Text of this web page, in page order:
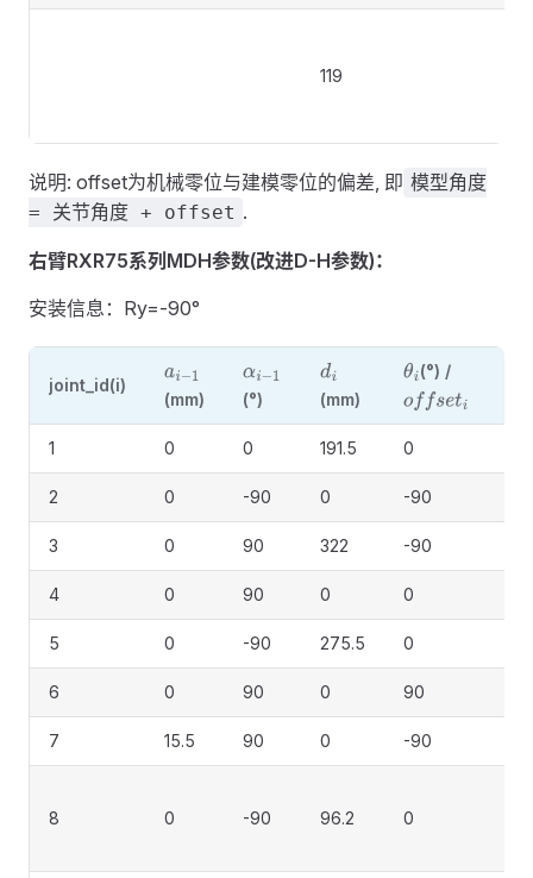
119
说明: offset为机械零位与建模零位的偏差, 即 模型角度
= 关节角度 + offset .
右臂RXR75系列MDH参数(改进D-H参数)：
安装信息：Ry=-90°
joint_id(i) ai−1
(mm)
αi−1
(°)
di
(mm)
θi(°) /
offseti
1 0 0 191.5 0
2 0 -90 0 -90
3 0 90 322 -90
4 0 90 0 0
5 0 -90 275.5 0
6 0 90 0 90
7 15.5 90 0 -90
8 0 -90 96.2 0